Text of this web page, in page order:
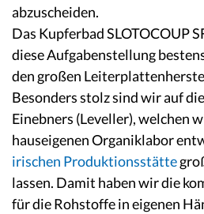
abzuscheiden.
Das Kupferbad SLOTOCOUP
diese Aufgabenstellung
den großen
Besonders stolz sind wir auf
Einebners (Leveller), welchen
hauseigenen Organiklabor
irischen Produktionsstätte
lassen. Damit haben wir die
für die Rohstoffe in eigenen